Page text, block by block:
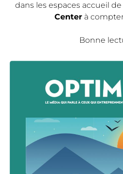
dans les espaces accueil de
Centerà
Bonne